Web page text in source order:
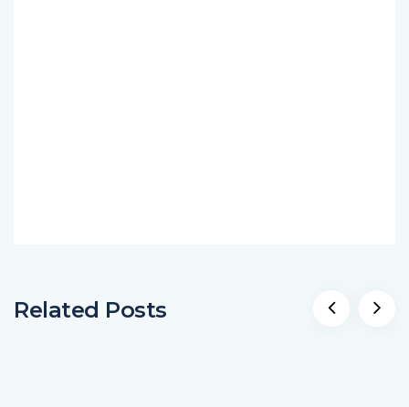
Related Posts